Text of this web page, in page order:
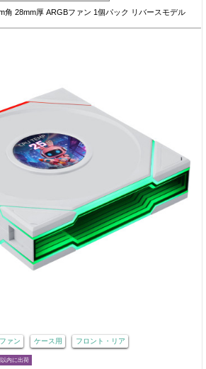
角 28mm厚 ARGBファン 1個パック リバースモデル
ァン ケース用 フロント・リア
以内に出荷